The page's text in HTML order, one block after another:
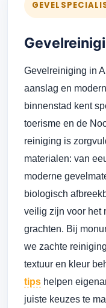
Gevelreiniging in
aanslag en
binnenstad kent
toerisme en de
reiniging is
materialen: van
moderne
biologisch
veilig zijn voor het
grachten. Bij
we zachte
textuur en kleur
tips helpen
juiste keuzes te